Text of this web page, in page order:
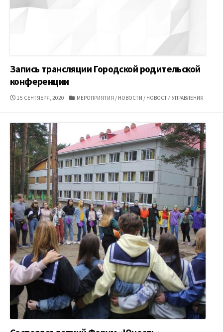
Запись трансляции Городской родительской
конференции
ДАТА
15 СЕНТЯБРЯ, 2020 КАТЕГОРИИ
МЕРОПРИЯТИЯ / НОВОСТИ / НОВОСТИ УПРАВЛЕНИЯ